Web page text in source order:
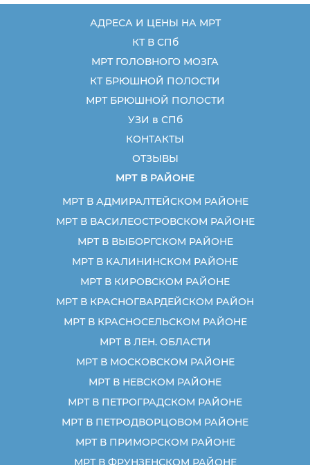
АДРЕСА И ЦЕНЫ НА МРТ
КТ В СПб
МРТ ГОЛОВНОГО МОЗГА
КТ БРЮШНОЙ ПОЛОСТИ
МРТ БРЮШНОЙ ПОЛОСТИ
УЗИ в СПб
КОНТАКТЫ
ОТЗЫВЫ
МРТ В РАЙОНЕ
МРТ В АДМИРАЛТЕЙСКОМ РАЙОНЕ
МРТ В ВАСИЛЕОСТРОВСКОМ РАЙОНЕ
МРТ В ВЫБОРГСКОМ РАЙОНЕ
МРТ В КАЛИНИНСКОМ РАЙОНЕ
МРТ В КИРОВСКОМ РАЙОНЕ
МРТ В КРАСНОГВАРДЕЙСКОМ РАЙОН
МРТ В КРАСНОСЕЛЬСКОМ РАЙОНЕ
МРТ В ЛЕН. ОБЛАСТИ
МРТ В МОСКОВСКОМ РАЙОНЕ
МРТ В НЕВСКОМ РАЙОНЕ
МРТ В ПЕТРОГРАДСКОМ РАЙОНЕ
МРТ В ПЕТРОДВОРЦОВОМ РАЙОНЕ
МРТ В ПРИМОРСКОМ РАЙОНЕ
МРТ В ФРУНЗЕНСКОМ РАЙОНЕ